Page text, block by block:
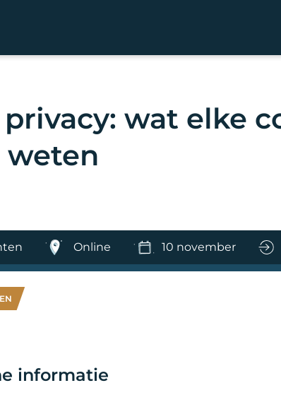
privacy: wat elke
Online 10 november
informatie